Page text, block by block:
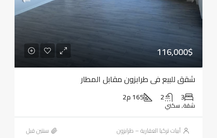
116,000$
شقق للبيع في طرابزون مقابل المطار
3
2 165 م2
شقة, سكني
أبيات تركيا العقارية – طرابزون ‏سنتين قبل